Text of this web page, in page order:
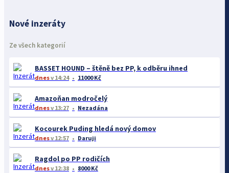
Nové inzeráty
Ze všech kategorií
BASSET HOUND – štěně bez PP, k odběru ihned
dnesv 14:24 11000 Kč
Amazoňan modročelý
dnesv 13:27 Nezadána
Kocourek Puding hledá nový domov
dnesv 12:57 Daruji
Ragdol po PP rodičích
dnesv 12:38 8000 Kč